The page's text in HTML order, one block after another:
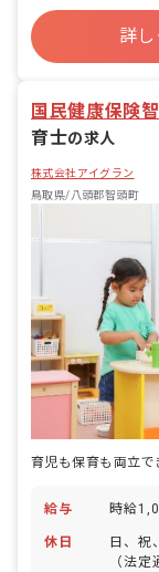
の計画
ボーナス・賞与あ
福利厚生充実詳し
国民健康保険
育士の求人
株式会社アイグラン
鳥取県/八頭郡智頭町
給与 時給
休日
日、祝
（法